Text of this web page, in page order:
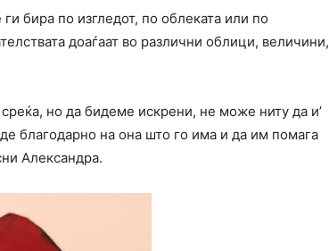
бира по изгледот, по облеката или по
доаѓаат во различни облици, величини,
но да бидеме искрени, не може ниту да и’
благодарно на она што го има и да им помага
Александра.